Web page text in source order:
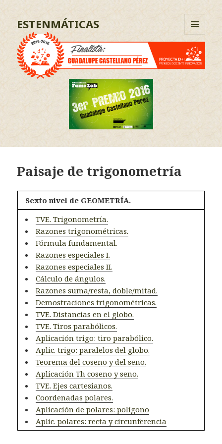
ESTENMÁTICAS
Y
WIDGETS
Paisaje de trigonometría
Sexto nivel de GEOMETRÍA.
TVE. Trigonometría.
Razones trigonométricas.
Fórmula fundamental.
Razones especiales I.
Razones especiales II.
Cálculo de ángulos.
Razones suma/resta, doble/mitad.
Demostraciones trigonométricas.
TVE. Distancias en el globo.
TVE. Tiros parabólicos.
Aplicación trigo: tiro parabólico.
Aplic. trigo: paralelos del globo.
Teorema del coseno y del seno.
Aplicación Th coseno y seno.
TVE. Ejes cartesianos.
Coordenadas polares.
Aplicación de polares: polígono
Aplic. polares: recta y circunferencia